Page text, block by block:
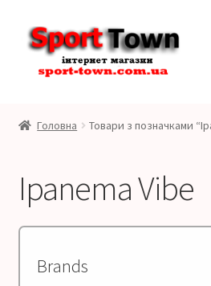
Перейти
до
навігації
Перейти
до
контенту
Жінкам
Дітям
Контакти
Головна Товари з позначками
Ipanema Vibe
Brands